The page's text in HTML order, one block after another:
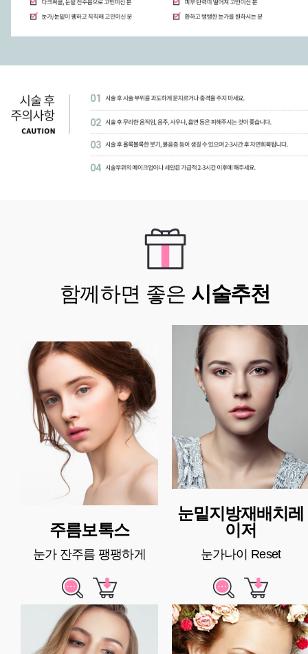
함께하면 좋은 시술추천
주름보톡스
눈가 잔주름 팽팽하게
눈밑지방재배치레
이저
눈가나이 Reset